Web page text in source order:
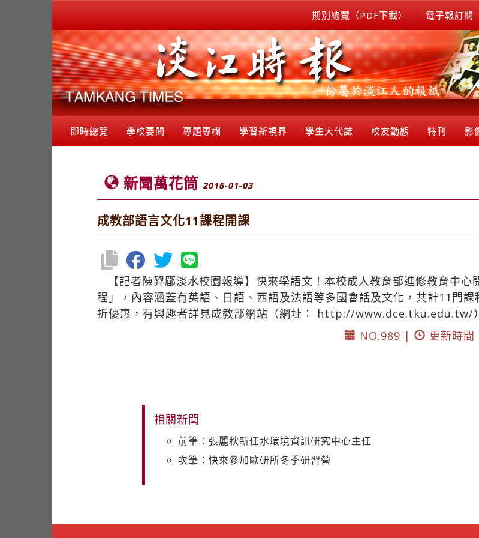
期別總覽（PDF下載） 電子報訂閱
即時總覽 學校要聞 專題專欄 學習新視界 學生大代誌 校友動態 特刊 影
新聞萬花筒 2016-01-03
成教部語言文化11課程開課
【記者陳羿郿淡水校園報導】快來學語文！本校成人教育部進修教育中
程」，內容涵蓋有英語、日語、西語及法語等多國會話及文化，共計11門
折優惠，有興趣者詳見成教部網站（網址： http://www.dce.tku.edu.tw/
NO.989 |
更新時
相關新聞
前筆：張麗秋新任水環境資訊研究中心主任
次筆：快來參加歐研所冬季研習營